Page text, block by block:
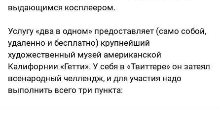
выдающимся косплеером.
Услугу «два в одном» предоставляет (само собой,
удаленно и бесплатно) крупнейший
художественный музей американской
Калифорнии «Гетти». У себя в «Твиттере» он затеял
всенародный челлендж, и для участия надо
выполнить всего три пункта: